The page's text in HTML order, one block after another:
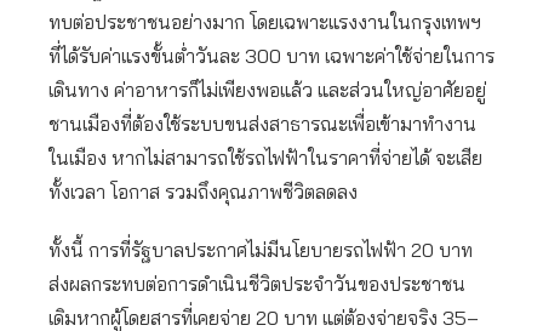
ทบต่อประชาชนอย่างมาก โดยเฉพาะแรงงานในกรุงเทพฯ
ที่ได้รับค่าแรงขั้นต่ำวันละ 300 บาท เฉพาะค่าใช้จ่ายในการ
เดินทาง ค่าอาหารก็ไม่เพียงพอแล้ว และส่วนใหญ่อาศัยอยู่
ชานเมืองที่ต้องใช้ระบบขนส่งสาธารณะเพื่อเข้ามาทำงาน
ในเมือง หากไม่สามารถใช้รถไฟฟ้าในราคาที่จ่ายได้ จะเสีย
ทั้งเวลา โอกาส รวมถึงคุณภาพชีวิตลดลง
ทั้งนี้ การที่รัฐบาลประกาศไม่มีนโยบายรถไฟฟ้า 20 บาท
ส่งผลกระทบต่อการดำเนินชีวิตประจำวันของประชาชน
เดิมหากผู้โดยสารที่เคยจ่าย 20 บาท แต่ต้องจ่ายจริง 35–